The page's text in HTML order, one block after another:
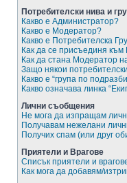
Потребителски нива и
Какво е Администратор?
Какво е Модератор?
Какво е Потребителска
Как да се присъединя към
Как да стана Модератор
Защо някои
Какво е “група по
Какво означава линка
Лични съобщения
Не мога да изпращам
Получавам нежелани
Получих спам (или друг
Приятели и Врагове
Списък приятели и
Как мога да добавям/